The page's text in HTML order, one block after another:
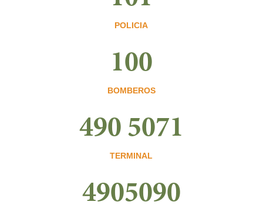
POLICIA
100
BOMBEROS
490 5071
TERMINAL
4905090